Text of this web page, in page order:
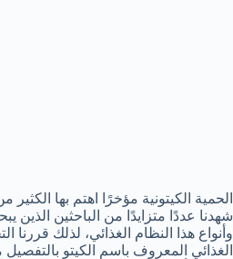
الحمية الكيتونية مؤخرًا اهتم بها
شهدنا عددًا متزايدًا من الباحثين الذين
وأنواع هذا النظام الغذائي، لذلك قررنا
الغذائي المعروف باسم الكيتو